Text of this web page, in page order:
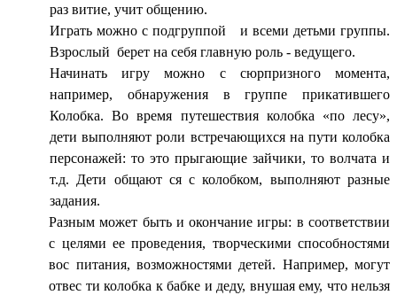
раз витие, учит общению.
Играть можно с подгруппой и всеми детьми группы.
Взрослый берет на себя главную роль - ведущего.
Начинать игру можно с сюрпризного момента,
например, обнаружения в группе прикатившего
Колобка. Во время путешествия колобка «по лесу»,
дети выполняют роли встречающихся на пути колобка
персонажей: то это прыгающие зайчики, то волчата и
т.д. Дети общают ся с колобком, выполняют разные
задания.
Разным может быть и окончание игры: в соответствии
с целями ее проведения, творческими способностями
вос питания, возможностями детей. Например, могут
отвес ти колобка к бабке и деду, внушая ему, что нельзя